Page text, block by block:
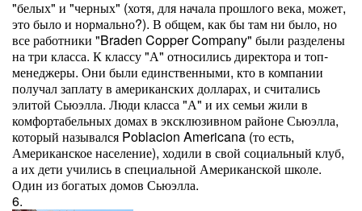
"белых" и "черных" (хотя, для начала прошлого века, может,
это было и нормально?). В общем, как бы там ни было, но
все работники "Braden Copper Company" были разделены
на три класса. К классу "А" относились директора и топ-
менеджеры. Они были единственными, кто в компании
получал заплату в американских долларах, и считались
элитой Сьюэлла. Люди класса "А" и их семьи жили в
комфортабельных домах в эксклюзивном районе Сьюэлла,
который назывался Poblacion Americana (то есть,
Американское население), ходили в свой социальный клуб,
а их дети учились в специальной Американской школе.
Один из богатых домов Сьюэлла.
6.